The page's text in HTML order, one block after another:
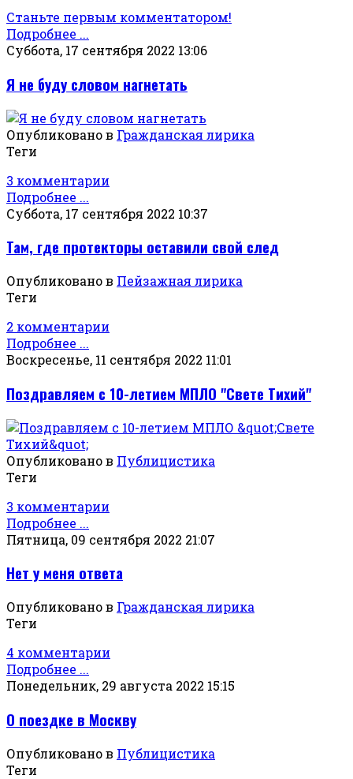
Станьте первым комментатором!
Подробнее ...
Суббота, 17 сентября 2022 13:06
Я не буду словом нагнетать
Опубликовано в Гражданская лирика
Теги
3 комментарии
Подробнее ...
Суббота, 17 сентября 2022 10:37
Там, где протекторы оставили свой след
Опубликовано в Пейзажная лирика
Теги
2 комментарии
Подробнее ...
Воскресенье, 11 сентября 2022 11:01
Поздравляем с 10-летием МПЛО "Свете Тихий"
Опубликовано в Публицистика
Теги
3 комментарии
Подробнее ...
Пятница, 09 сентября 2022 21:07
Нет у меня ответа
Опубликовано в Гражданская лирика
Теги
4 комментарии
Подробнее ...
Понедельник, 29 августа 2022 15:15
О поездке в Москву
Опубликовано в Публицистика
Теги